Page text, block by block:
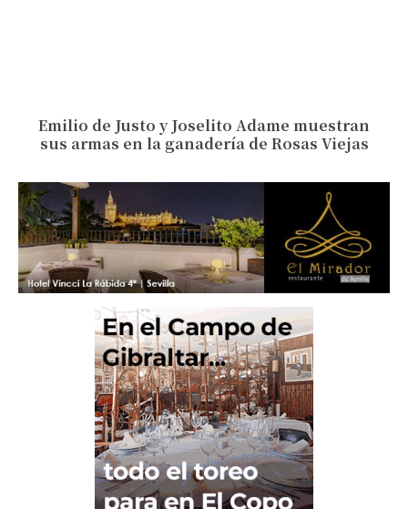
Emilio de Justo y Joselito Adame muestran
sus armas en la ganadería de Rosas Viejas